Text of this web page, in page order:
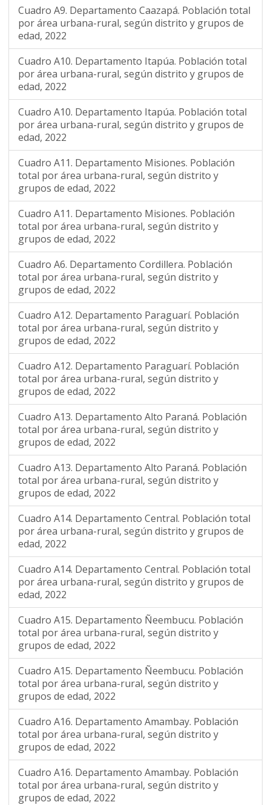
Cuadro A9. Departamento Caazapá. Población total
por área urbana-rural, según distrito y grupos de
edad, 2022
Cuadro A10. Departamento Itapúa. Población total
por área urbana-rural, según distrito y grupos de
edad, 2022
Cuadro A10. Departamento Itapúa. Población total
por área urbana-rural, según distrito y grupos de
edad, 2022
Cuadro A11. Departamento Misiones. Población
total por área urbana-rural, según distrito y
grupos de edad, 2022
Cuadro A11. Departamento Misiones. Población
total por área urbana-rural, según distrito y
grupos de edad, 2022
Cuadro A6. Departamento Cordillera. Población
total por área urbana-rural, según distrito y
grupos de edad, 2022
Cuadro A12. Departamento Paraguarí. Población
total por área urbana-rural, según distrito y
grupos de edad, 2022
Cuadro A12. Departamento Paraguarí. Población
total por área urbana-rural, según distrito y
grupos de edad, 2022
Cuadro A13. Departamento Alto Paraná. Población
total por área urbana-rural, según distrito y
grupos de edad, 2022
Cuadro A13. Departamento Alto Paraná. Población
total por área urbana-rural, según distrito y
grupos de edad, 2022
Cuadro A14. Departamento Central. Población total
por área urbana-rural, según distrito y grupos de
edad, 2022
Cuadro A14. Departamento Central. Población total
por área urbana-rural, según distrito y grupos de
edad, 2022
Cuadro A15. Departamento Ñeembucu. Población
total por área urbana-rural, según distrito y
grupos de edad, 2022
Cuadro A15. Departamento Ñeembucu. Población
total por área urbana-rural, según distrito y
grupos de edad, 2022
Cuadro A16. Departamento Amambay. Población
total por área urbana-rural, según distrito y
grupos de edad, 2022
Cuadro A16. Departamento Amambay. Población
total por área urbana-rural, según distrito y
grupos de edad, 2022